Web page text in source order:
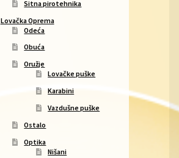
Sitna pirotehnika
Lovačka Oprema
Odeća
Obuća
Oružje
Lovačke puške
Karabini
Vazdušne puške
Ostalo
Optika
Nišani